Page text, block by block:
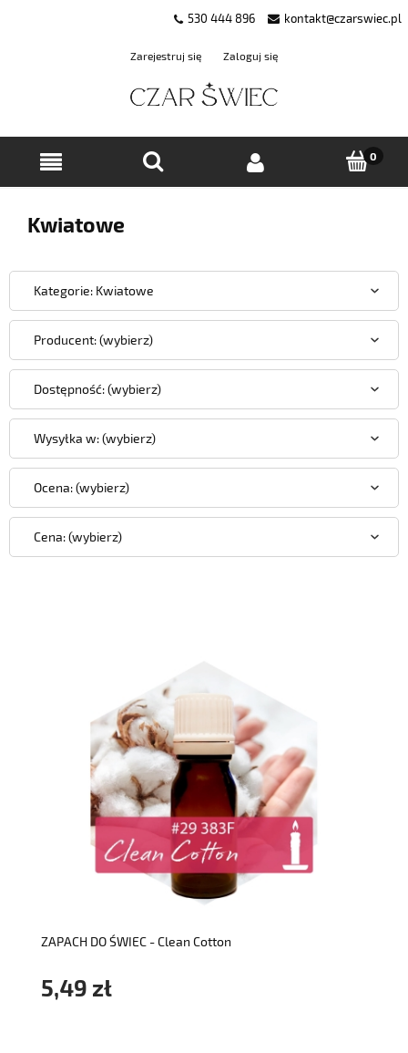
530 444 896 kontakt@czarswiec.pl
Zarejestruj się Zaloguj się
Kwiatowe
Kategorie: Kwiatowe
Producent: (wybierz)
Dostępność: (wybierz)
Wysyłka w: (wybierz)
Ocena: (wybierz)
Cena: (wybierz)
ZAPACH DO ŚWIEC - Clean Cotton
5,49 zł
do koszyka